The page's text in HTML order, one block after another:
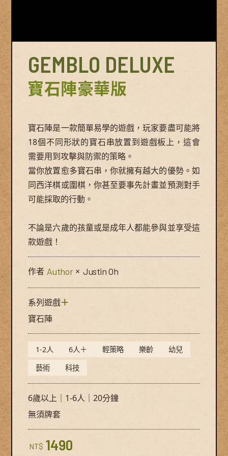
GEMBLO DELUXE
寶石陣豪華版
寶石陣是一款簡單易學的遊戲，玩家要盡可能將
18個不同形狀的寶石串放置到遊戲板上，這會
需要用到攻擊與防禦的策略。
當你放置愈多寶石串，你就擁有越大的優勢。如
同西洋棋或圍棋，你甚至要事先計畫並預測對手
可能採取的行動。
不論是六歲的孩童或是成年人都能參與並享受這
款遊戲！
作者 Author × Justin Oh
系列遊戲＋
寶石陣
1-2人 6人＋ 輕策略 樂齡
幼兒
藝術
科技
6歲以上｜1-6人｜20分鐘
無須牌套
NT$ 1490